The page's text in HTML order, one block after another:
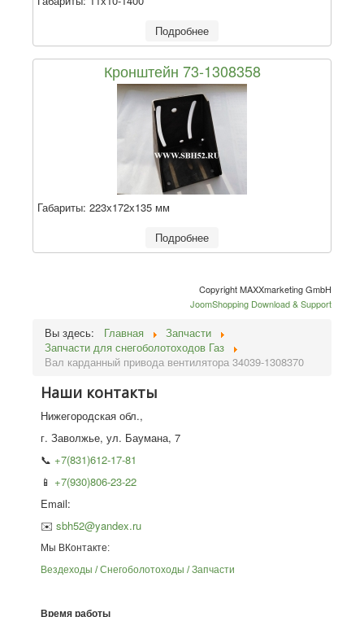
Подробнее
Кронштейн 73-1308358
Габариты: 223х172х135 мм
Подробнее
Copyright MAXXmarketing GmbH
JoomShopping Download & Support
Вы здесь: Главная
Запчасти
Запчасти для снегоболотоходов Газ
Вал карданный привода вентилятора 34039-1308370
Наши контакты
Нижегородская обл.,
г. Заволжье, ул. Баумана, 7
📞 +7(831)612-17-81
📱 +7(930)806-23-22
Email:
✉️ sbh52@yandex.ru
Мы ВКонтакте:
Вездеходы / Снегоболотоходы / Запчасти
Время работы